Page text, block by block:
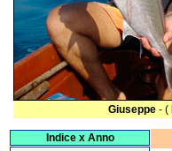
Indice x Anno
Giuseppe- (